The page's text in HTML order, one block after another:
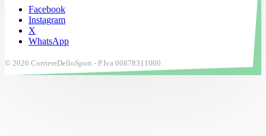
Facebook
Instagram
X
WhatsApp
© 2026 CorriereDelloSport - P.Iva 00878311000